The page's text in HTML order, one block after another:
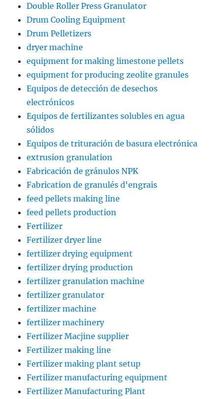
Double Roller Press Granulator
Drum Cooling Equipment
Drum Pelletizers
dryer machine
equipment for making limestone pellets
equipment for producing zeolite granules
Equipos de detección de desechos
electrónicos
Equipos de fertilizantes solubles en agua
sólidos
Equipos de trituración de basura electrónica
extrusion granulation
Fabricación de gránulos NPK
Fabrication de granulés d'engrais
feed pellets making line
feed pellets production
Fertilizer
Fertilizer dryer line
fertilizer drying equipment
fertilizer drying production
fertilizer granulation machine
fertilizer granulator
fertilizer machine
fertilizer machinery
Fertilizer Macjine supplier
Fertilizer making line
Fertilizer making plant setup
Fertilizer manufacturing equipment
Fertilizer Manufacturing Plant